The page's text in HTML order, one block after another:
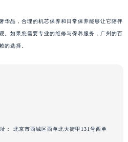
华品，合理的机芯保养和日常保养能够让它陪伴
。如果您需要专业的维修与保养服务，广州的百
的选择。
： 北京市西城区西单北大街甲131号西单